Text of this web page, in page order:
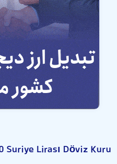
Lirası Döviz Kuru